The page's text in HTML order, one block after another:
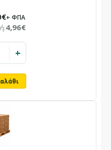
+ ΦΠΑ
4,96€
+